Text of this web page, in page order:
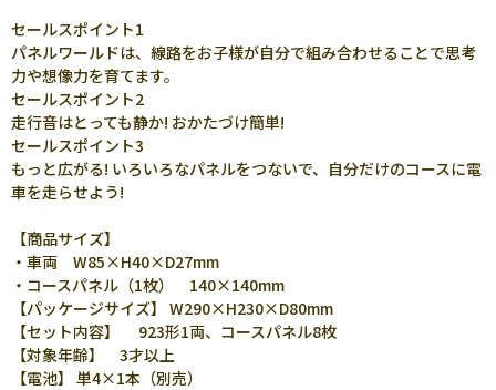
セールスポイント1
パネルワールドは、線路をお子様が自分で組み合わせることで思考
力や想像力を育てます。
セールスポイント2
走行音はとっても静か! おかたづけ簡単!
セールスポイント3
もっと広がる! いろいろなパネルをつないで、自分だけのコースに電
車を走らせよう!
【商品サイズ】
・車両 W85×H40×D27mm
・コースパネル（1枚） 140×140mm
【パッケージサイズ】 W290×H230×D80mm
【セット内容】 923形1両、コースパネル8枚
【対象年齢】 3才以上
【電池】 単4×1本（別売）